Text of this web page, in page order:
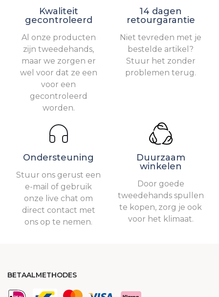
Kwaliteit
gecontroleerd
Al onze producten
zijn tweedehands,
maar we zorgen er
wel voor dat ze een
voor een
gecontroleerd
worden.
14 dagen
retourgarantie
Niet tevreden met je
bestelde artikel?
Stuur het zonder
problemen terug.
Ondersteuning
Stuur ons gerust een
e-mail of gebruik
onze live chat om
direct contact met
ons op te nemen.
Duurzaam
winkelen
Door goede
tweedehands spullen
te kopen, zorg je ook
voor het klimaat.
BETAALMETHODES